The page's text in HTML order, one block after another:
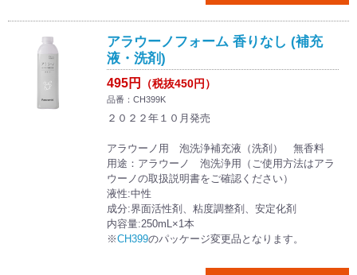
アラウーノフォーム 香りなし (補充
液・洗剤)
495円 （税抜450円）
品番：CH399K
２０２２年１０月発売
アラウーノ用 泡洗浄補充液（洗剤） 無香料
用途：アラウーノ 泡洗浄用（ご使用方法はアラ
ウーノの取扱説明書をご確認ください）
液性:中性
成分:界面活性剤、粘度調整剤、安定化剤
内容量:250mL×1本
※CH399のパッケージ変更品となります。